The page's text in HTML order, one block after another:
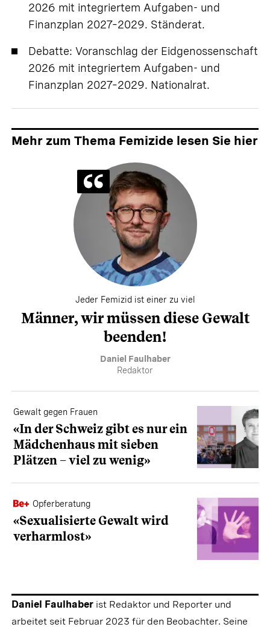
2026 mit integriertem Aufgaben- und
Finanzplan 2027–2029. Ständerat.
Debatte: Voranschlag der Eidgenossenschaft
2026 mit integriertem Aufgaben- und
Finanzplan 2027–2029. Nationalrat.
Mehr zum Thema Femizide lesen Sie hier
Jeder Femizid ist einer zu viel
Männer, wir müssen diese Gewalt
beenden!
Daniel Faulhaber
Redaktor
Gewalt gegen Frauen
«In der Schweiz gibt es nur ein
Mädchenhaus mit sieben
Plätzen – viel zu wenig»
Opferberatung
«Sexualisierte Gewalt wird
verharmlost»
Daniel Faulhaber ist Redaktor und Reporter und
arbeitet seit Februar 2023 für den Beobachter. Seine